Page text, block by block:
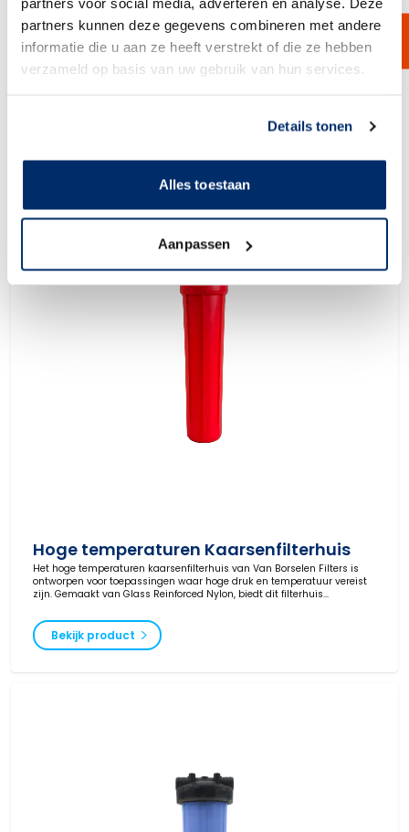
partners kunnen deze gegevens combineren met andere
informatie die u aan ze heeft verstrekt of die ze hebben
verzameld op basis van uw gebruik van hun services.
Details tonen
Alles toestaan
Aanpassen
Transparant Plastic Kaarsenfilterhuis
Het Transparante Plastic Kaarsenfilterhuis van Van Borselen Filters is
ontworpen voor industriële toepassingen in water, chemie,
semiconductor, olie, gas en verf.
Hoge temperaturen Kaarsenfilterhuis
Het hoge temperaturen kaarsenfilterhuis van Van Borselen Filters is
ontworpen voor toepassingen waar hoge druk en temperatuur vereist
zijn. Gemaakt van Glass Reinforced Nylon, biedt dit filterhuis
Bekijk product